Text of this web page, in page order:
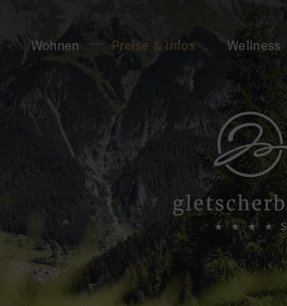
Wohnen Preise & Infos Wellness